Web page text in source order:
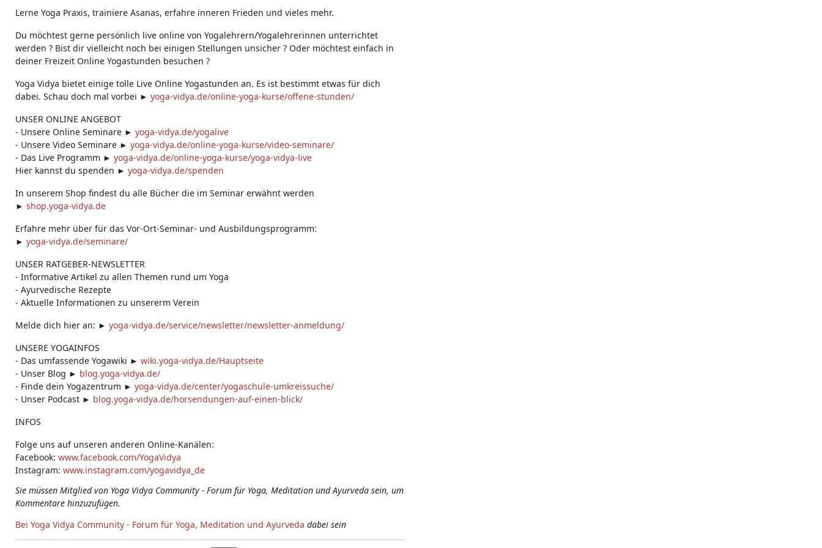
s:
Lerne Yoga Praxis, trainiere Asanas, erfahre inneren Frieden und vieles mehr.
Du möchtest gerne persönlich live online von Yogalehrern/Yogalehrerinnen unterrichtet
werden ? Bist dir vielleicht noch bei einigen Stellungen unsicher ? Oder möchtest einfach in
deiner Freizeit Online Yogastunden besuchen ?
Yoga Vidya bietet einige tolle Live Online Yogastunden an. Es ist bestimmt etwas für dich
dabei. Schau doch mal vorbei ► yoga-vidya.de/online-yoga-kurse/offene-stunden/
UNSER ONLINE ANGEBOT
- Unsere Online Seminare ► yoga-vidya.de/yogalive
- Unsere Video Seminare ► yoga-vidya.de/online-yoga-kurse/video-seminare/
- Das Live Programm ► yoga-vidya.de/online-yoga-kurse/yoga-vidya-live
Hier kannst du spenden ► yoga-vidya.de/spenden​
In unserem Shop findest du alle Bücher die im Seminar erwähnt werden
► shop.yoga-vidya.de
Erfahre mehr über für das Vor-Ort-Seminar- und Ausbildungsprogramm:
► yoga-vidya.de/seminare/
UNSER RATGEBER-NEWSLETTER
- Informative Artikel zu allen Themen rund um Yoga
- Ayurvedische Rezepte
- Aktuelle Informationen zu unsererm Verein
Melde dich hier an: ► yoga-vidya.de/service/newsletter/newsletter-anmeldung/
UNSERE YOGAINFOS
- Das umfassende Yogawiki ► wiki.yoga-vidya.de/Hauptseite
- Unser Blog ► blog.yoga-vidya.de/
- Finde dein Yogazentrum ► yoga-vidya.de/center/yogaschule-umkreissuche/
- Unser Podcast ► blog.yoga-vidya.de/horsendungen-auf-einen-blick/
INFOS
Folge uns auf unseren anderen Online-Kanälen:
Facebook: www.facebook.com/YogaVidya
Instagram: www.instagram.com/yogavidya_de
Sie müssen Mitglied von Yoga Vidya Community - Forum für Yoga, Meditation und Ayurveda sein, um
Kommentare hinzuzufügen.
Bei Yoga Vidya Community - Forum für Yoga, Meditation und Ayurveda dabei sein